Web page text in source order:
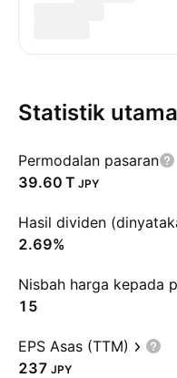
Statistik utama
Permodalan pasaran
‪39.60 T‬ JPY
Hasil dividen
2.69%
Nisbah harga kepada
15
EPS Asas (TTM)
237 JPY